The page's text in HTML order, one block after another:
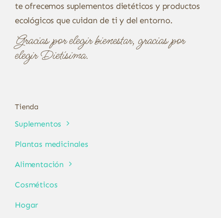
te ofrecemos suplementos dietéticos y productos
ecológicos que cuidan de ti y del entorno.
Gracias por elegir bienestar, gracias por
elegir Dietísima.
Tienda
Suplementos
Plantas medicinales
Alimentación
Cosméticos
Hogar